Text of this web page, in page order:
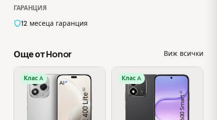
ГАРАНЦИЯ
12 месеца гаранция
Още от Honor Виж всички
Клас A Клас A